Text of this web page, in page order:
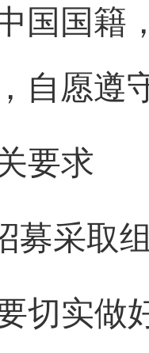
国国籍
自愿遵
要求
募采取
切实做